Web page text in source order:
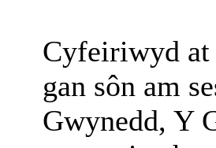
Cyfeiriwyd at
gan sôn am
Gwynedd, Y